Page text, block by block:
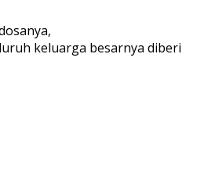
keluarga besarnya diberi